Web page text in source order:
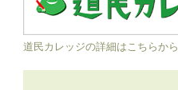
道民カレッジの詳細はこちらから